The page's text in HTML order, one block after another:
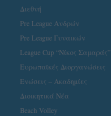
Διεθνή
Pre League Ανδρών
Pre League Γυναικών
League Cup “Νίκος Σαμαράς”
Ευρωπαϊκές Διοργανώσεις
Ενώσεις – Ακαδημίες
Διοικητικά Νέα
Beach Volley